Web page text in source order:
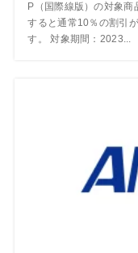
P（国際線版）の対象
すると通常10％の割引
す。 対象期間：2023...